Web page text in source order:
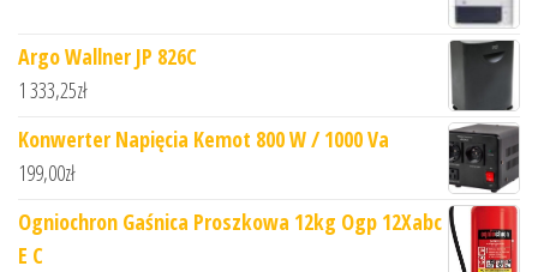
Argo Wallner JP 826C
1 333,25zł
Konwerter Napięcia Kemot 800 W / 1000 Va
199,00zł
Ogniochron Gaśnica Proszkowa 12kg Ogp 12Xabc
E C